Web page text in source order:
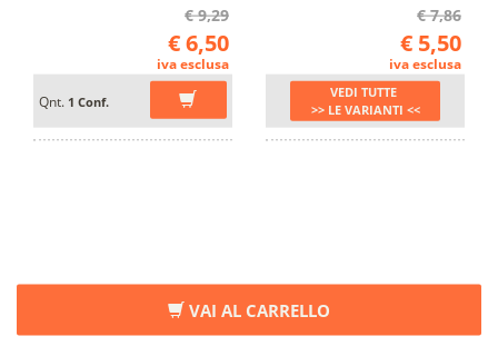
VAI AL CARRELLO
€ 9,29
€ 6,50
iva esclusa
Qnt. 1 Conf.
€ 7,86
€ 5,50
iva esclusa
VEDI TUTTE
>> LE VARIANTI <<